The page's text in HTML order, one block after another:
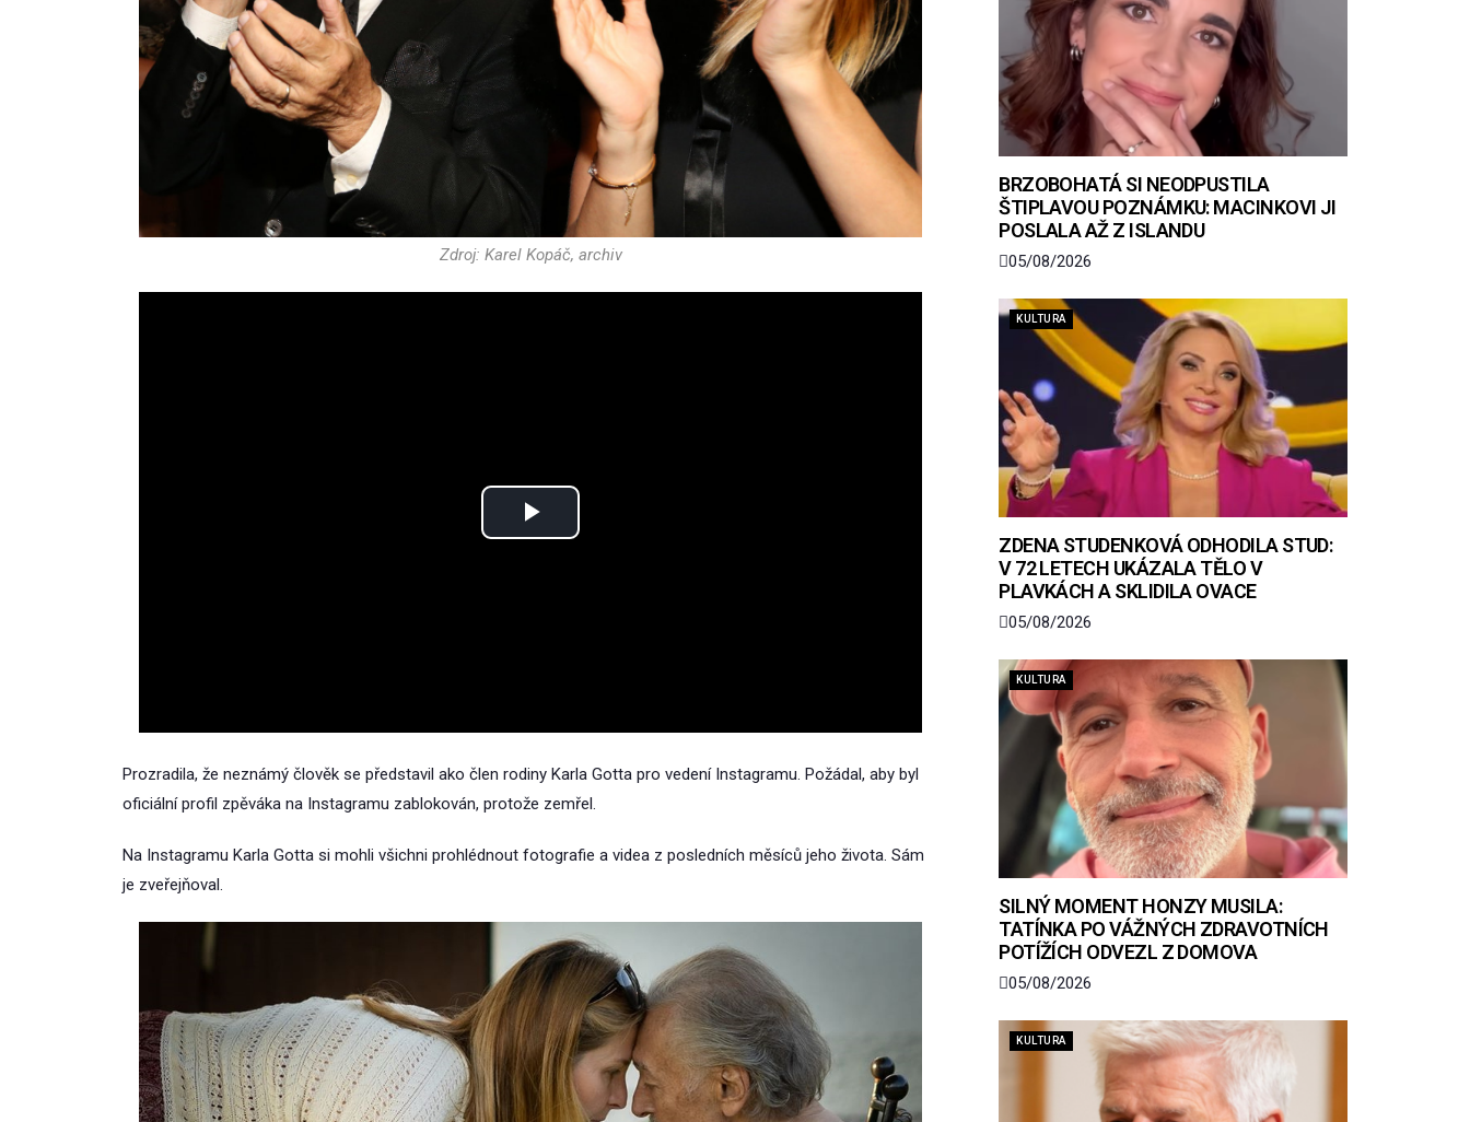
Zdroj: Karel Kopáč, archiv
Play
Prozradila, že neznámý člověk se představil ako člen rodiny Karla Gotta pro vedení Instagramu. Požádal, aby byl
oficiální profil zpěváka na Instagramu zablokován, protože zemřel.
Na Instagramu Karla Gotta si mohli všichni prohlédnout fotografie a videa z posledních měsíců jeho života. Sám
je zveřejňoval.
BRZOBOHATÁ SI NEODPUSTILA
ŠTIPLAVOU POZNÁMKU: MACINKOVI JI
POSLALA AŽ Z ISLANDU
05/08/2026
KULTURA
ZDENA STUDENKOVÁ ODHODILA STUD:
V 72 LETECH UKÁZALA TĚLO V
PLAVKÁCH A SKLIDILA OVACE
05/08/2026
KULTURA
SILNÝ MOMENT HONZY MUSILA:
TATÍNKA PO VÁŽNÝCH ZDRAVOTNÍCH
POTÍŽÍCH ODVEZL Z DOMOVA
05/08/2026
KULTURA